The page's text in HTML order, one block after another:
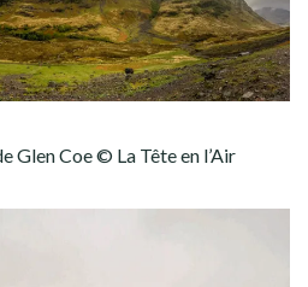
Glen Coe © La Tête en l’Air